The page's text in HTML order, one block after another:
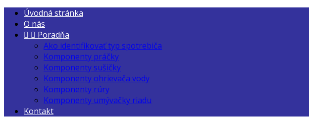
Úvodná stránka
O nás
  Poradňa
Ako identifikovať typ spotrebiča
Komponenty práčky
Komponenty sušičky
Komponenty ohrievača vody
Komponenty rúry
Komponenty umývačky riadu
Kontakt